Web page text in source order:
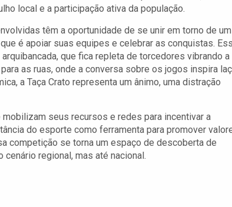
local e a participação ativa da população.
têm a oportunidade de se unir em torno de um
é apoiar suas equipes e celebrar as conquistas.
que fica repleta de torcedores vibrando a
as ruas, onde a conversa sobre os jogos inspira
a Taça Crato representa um ânimo, uma distração
seus recursos e redes para incentivar a
do esporte como ferramenta para promover
competição se torna um espaço de descoberta de
regional, mas até nacional.